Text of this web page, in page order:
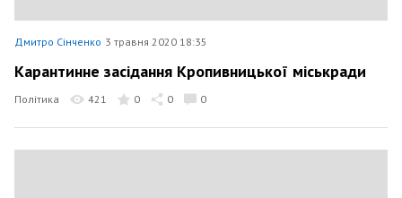
Дмитро Сінченко 3 травня 2020 18:35
Карантинне засідання Кропивницької міськради
Політика 421 0 0 0